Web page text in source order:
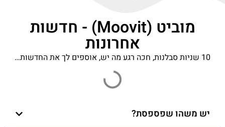
מוביט (Moovit) - חדשות
אחרונות
10 שניות סבלנות, חכה רגע מה יש, אוספים לך את החדשות…
MOVEit Secure Managed File Transfer Software
פורסם בתאריך 20-02-2025